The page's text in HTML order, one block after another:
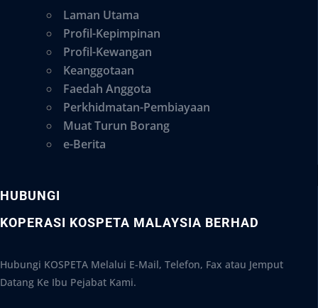
Laman Utama
Profil-Kepimpinan
Profil-Kewangan
Keanggotaan
Faedah Anggota
Perkhidmatan-Pembiayaan
Muat Turun Borang
e-Berita
HUBUNGI
KOPERASI KOSPETA MALAYSIA BERHAD
Hubungi KOSPETA Melalui E-Mail, Telefon, Fax atau Jemput
Datang Ke Ibu Pejabat Kami.